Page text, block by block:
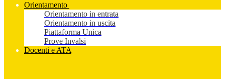
Orientamento
Orientamento in entrata
Orientamento in uscita
Piattaforma Unica
Prove Invalsi
Docenti e ATA